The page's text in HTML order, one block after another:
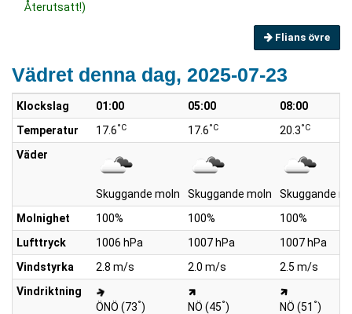
Återutsatt!)
Flians övre
Vädret denna dag, 2025-07-23
Klockslag 01:00 05:00
08:00
Temperatur
17.6°C 17.6°C 20.3°C
Väder
Skuggande moln Skuggande moln
Skuggande
Molnighet
100% 100%
100%
Lufttryck
1006 hPa 1007 hPa
1007 hPa
Vindstyrka
2.8 m/s 2.0 m/s
2.5 m/s
Vindriktning
ÖNÖ (73°) NÖ (45°) NÖ (51 °)